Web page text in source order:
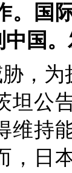
。国
国
，
坦公
维持
，日